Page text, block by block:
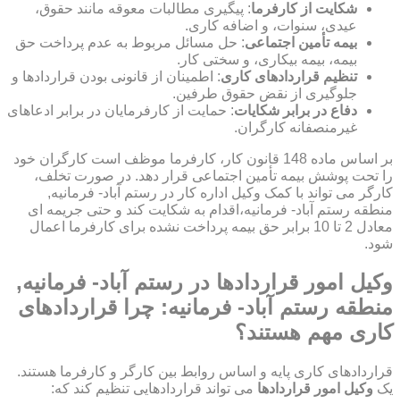
شکایت از کارفرما: پیگیری مطالبات معوقه مانند حقوق،
عیدی، سنوات، و اضافه کاری.
بیمه تأمین اجتماعی: حل مسائل مربوط به عدم پرداخت حق
بیمه، بیمه بیکاری، و سختی کار.
تنظیم قراردادهای کاری: اطمینان از قانونی بودن قراردادها و
جلوگیری از نقض حقوق طرفین.
دفاع در برابر شکایات: حمایت از کارفرمایان در برابر ادعاهای
غیرمنصفانه کارگران.
بر اساس ماده 148 قانون کار، کارفرما موظف است کارگران خود
را تحت پوشش بیمه تأمین اجتماعی قرار دهد. در صورت تخلف،
کارگر می تواند با کمک وکیل اداره کار در رستم آباد- فرمانیه,
منطقه رستم آباد- فرمانیه،اقدام به شکایت کند و حتی جریمه ای
معادل 2 تا 10 برابر حق بیمه پرداخت نشده برای کارفرما اعمال
شود.
وکیل امور قراردادها در رستم آباد- فرمانیه,
منطقه رستم آباد- فرمانیه: چرا قراردادهای
کاری مهم هستند؟
قراردادهای کاری پایه و اساس روابط بین کارگر و کارفرما هستند.
یک وکیل امور قراردادها می تواند قراردادهایی تنظیم کند که: